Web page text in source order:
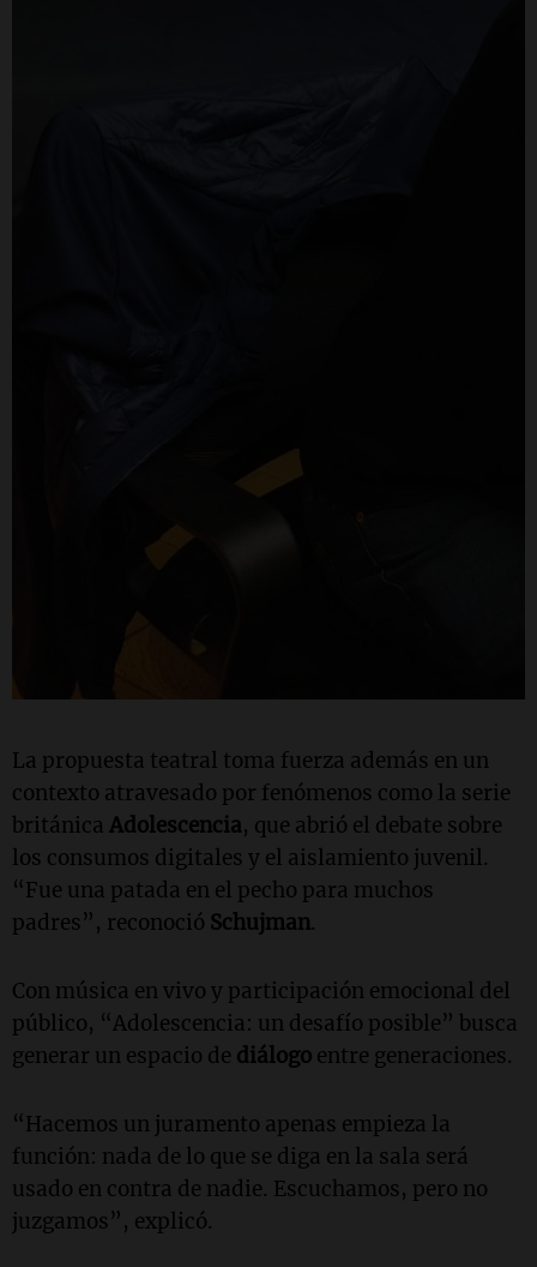
La propuesta teatral toma fuerza además en un
contexto atravesado por fenómenos como la serie
británica Adolescencia, que abrió el debate sobre
los consumos digitales y el aislamiento juvenil.
“Fue una patada en el pecho para muchos
padres”, reconoció Schujman.
Con música en vivo y participación emocional del
público, “Adolescencia: un desafío posible” busca
generar un espacio de diálogo entre generaciones.
“Hacemos un juramento apenas empieza la
función: nada de lo que se diga en la sala será
usado en contra de nadie. Escuchamos, pero no
juzgamos”, explicó.